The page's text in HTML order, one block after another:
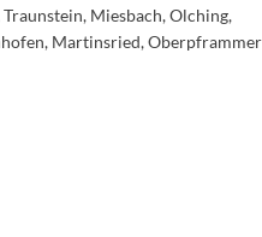
Miesbach, Olching,
Martinsried,